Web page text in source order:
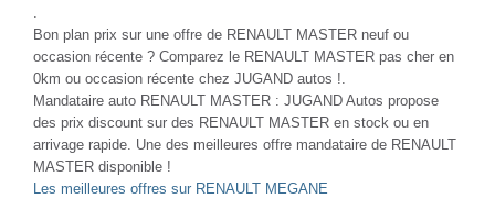
Bon plan prix sur une offre de RENAULT MASTER neuf ou
occasion récente ? Comparez le RENAULT MASTER pas cher en
0km ou occasion récente chez JUGAND autos !.
Mandataire auto RENAULT MASTER : JUGAND Autos propose
des prix discount sur des RENAULT MASTER en stock ou en
arrivage rapide. Une des meilleures offre mandataire de RENAULT
MASTER disponible !
Les meilleures offres sur RENAULT MEGANE